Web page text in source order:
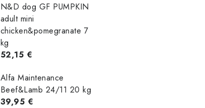
N&D dog GF PUMPKIN
adult mini
chicken&pomegranate 7
kg
52,15 €
Alfa Maintenance
Beef&Lamb 24/11 20 kg
39,95 €